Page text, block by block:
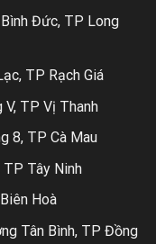
Đức, TP Long
TP Rạch Giá
V, TP Vị Thanh
8, TP Cà Mau
Tây Ninh
Hoà
Tân Bình, TP Đồng